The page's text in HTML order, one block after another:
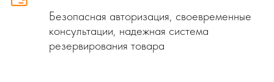
Безопасная авторизация, своевременные
консультации, надежная система
резервирования товара